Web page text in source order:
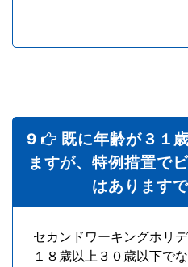
9
既に年齢が３１
ますが、特例措置で
はあります
セカンドワーキングホリ
１８歳以上３０歳以下で